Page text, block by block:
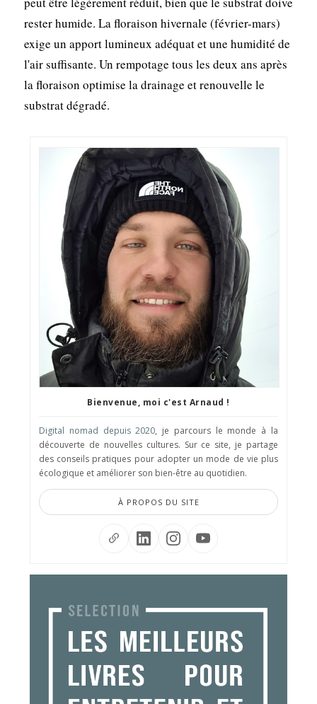
rester humide. La floraison hivernale (février-mars)
exige un apport lumineux adéquat et une humidité de
l'air suffisante. Un rempotage tous les deux ans après
la floraison optimise la drainage et renouvelle le
substrat dégradé.
Bienvenue, moi c'est Arnaud !
Digital nomad depuis 2020, je parcours le monde à la
découverte de nouvelles cultures. Sur ce site, je partage
des conseils pratiques pour adopter un mode de vie plus
écologique et améliorer son bien-être au quotidien.
À PROPOS DU SITE